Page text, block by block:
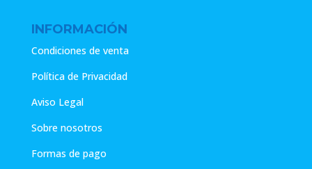
INFORMACIÓN
Condiciones de venta
Política de Privacidad
Aviso Legal
Sobre nosotros
Formas de pago